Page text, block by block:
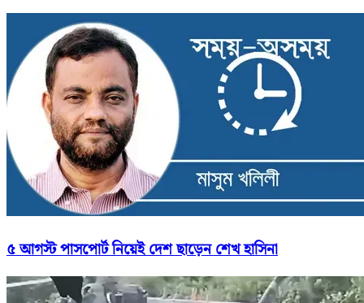
৫ আগস্ট পাসপোর্ট নিয়েই দেশ ছাড়েন শেখ হাসিনা